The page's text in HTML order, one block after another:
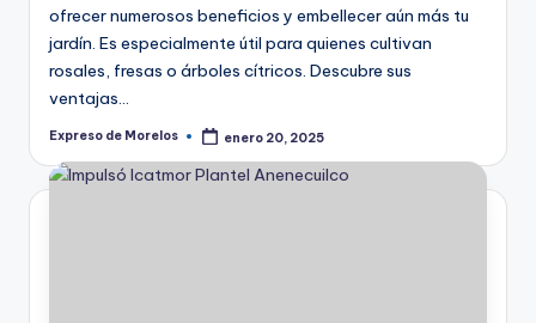
ofrecer numerosos beneficios y embellecer aún más tu
jardín. Es especialmente útil para quienes cultivan
rosales, fresas o árboles cítricos. Descubre sus
ventajas…
Publicado
Expreso de Morelos enero 20, 2025